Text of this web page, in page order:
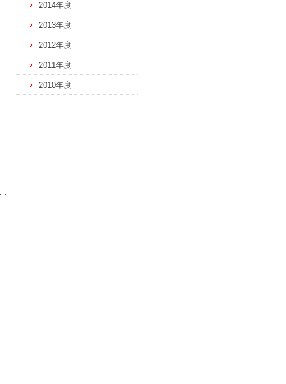
2014年度
2013年度
2012年度
2011年度
2010年度